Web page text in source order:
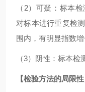
（2）可疑：标本
对标本进行重复检
围内，有明显指数
（3）阴性：标本检
【检验方法的局限性